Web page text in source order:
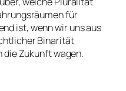
für
ist, wenn wir uns aus
Binarität
die Zukunft wagen.